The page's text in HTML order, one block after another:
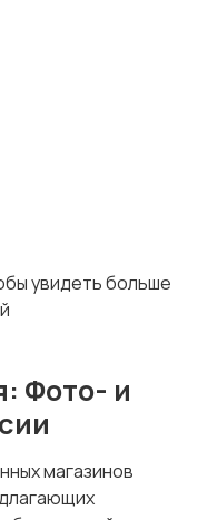
увидеть больше
Фото- и
магазинов